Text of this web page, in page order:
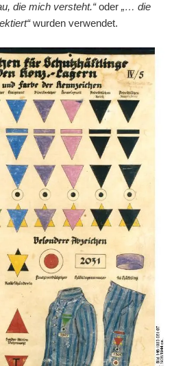
die mich versteht.“oder „… die
wurden verwendet.